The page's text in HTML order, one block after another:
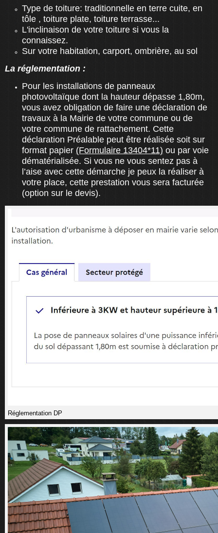
Type de toiture: traditionnelle en terre cuite, en
tôle , toiture plate, toiture terrasse...
L'inclinaison de votre toiture si vous la
connaissez.
Sur votre habitation, carport, ombrière, au sol
La réglementation :
Pour les installations de panneaux
photovoltaïque dont la hauteur dépasse 1,80m,
vous avez obligation de faire une déclaration de
travaux à la Mairie de votre commune ou de
votre commune de rattachement. Cette
déclaration Préalable peut être réalisée soit sur
format papier (Formulaire 13404*11) ou par voie
dématérialisée. Si vous ne vous sentez pas à
l’aise avec cette démarche je peux la réaliser à
votre place, cette prestation vous sera facturée
(option sur le devis).
Réglementation DP